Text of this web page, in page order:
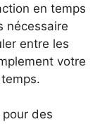
en temps
nécessaire
entre les
votre
des